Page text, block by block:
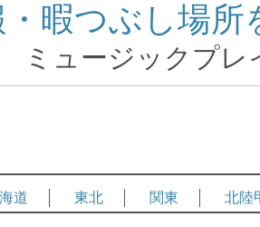
暇つぶし場所
ミュージックプレ
道 東北 関東 北陸